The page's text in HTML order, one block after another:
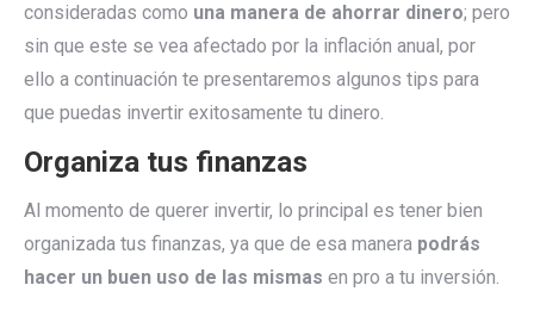
consideradas como una manera de ahorrar dinero; pero
sin que este se vea afectado por la inflación anual, por
ello a continuación te presentaremos algunos tips para
que puedas invertir exitosamente tu dinero.
Organiza tus finanzas
Al momento de querer invertir, lo principal es tener bien
organizada tus finanzas, ya que de esa manera podrás
hacer un buen uso de las mismas en pro a tu inversión.